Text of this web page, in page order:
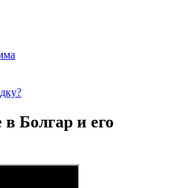
Болгар и его